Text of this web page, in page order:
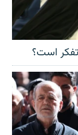
است؟